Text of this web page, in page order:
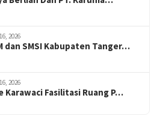
2026
dan SMSI Kabupaten Tanger…
2026
Karawaci Fasilitasi Ruang P…